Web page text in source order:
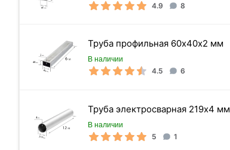
4.9 8
Труба профильная 60х40х2 мм
В наличии
4.5 6
Труба электросварная 219х4 мм
В наличии
5 1